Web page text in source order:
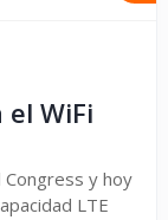
el WiFi
y hoy
LTE